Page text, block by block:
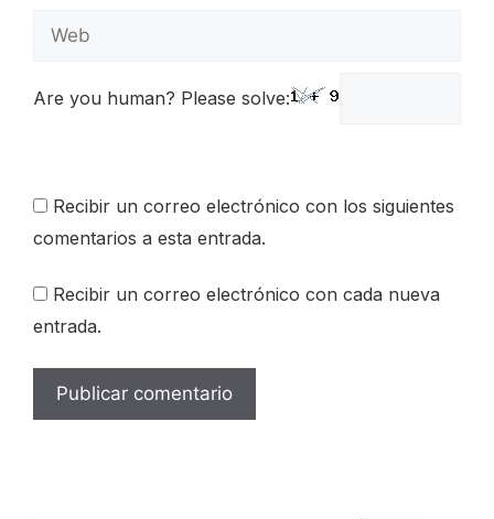
Web
Are you human? Please solve:
Recibir un correo electrónico con los siguientes
comentarios a esta entrada.
Recibir un correo electrónico con cada nueva
entrada.